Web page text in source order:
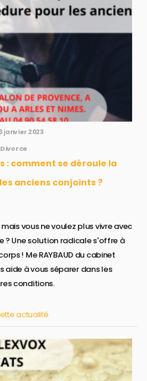
janvier 2023
Divorce
anciens conjoints ?
? Une solution radicale s'offre à
! Me RAYBAUD du cabinet
aide à vous séparer dans les
conditions.
actualité